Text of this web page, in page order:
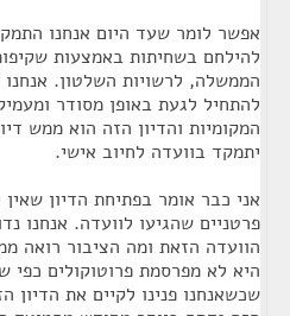
אפשר לומר שעד היום אנחנו
להילחם בשחיתות באמצעות
הממשלה, לרשויות השלטון. אנחנו
להתחיל לגעת באופן מסודר
המקומיות והדיון הזה הוא ממש
יתמקד בוועדה לחיוב אישי.
אני כבר אומר בפתיחת הדיון שאין
פרטניים שהגיעו לוועדה. אנחנו
הוועדה הזאת ומה הציבור רואה
היא לא מפרסמת פרוטוקולים כפי
שכשאנחנו פנינו לקיים את הדיון